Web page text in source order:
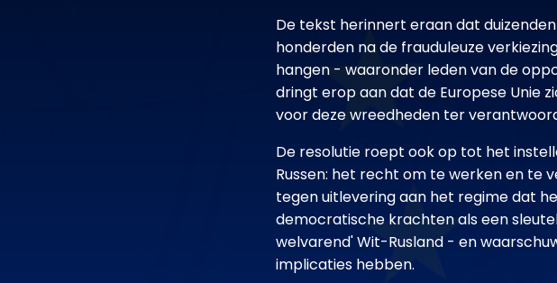
De tekst herinnert eraan dat
honderden na de frauduleuze
hangen - waaronder leden van de
dringt erop aan dat de Europese Unie
voor deze wreedheden ter
De resolutie roept ook op tot het
Russen: het recht om te werken en te
tegen uitlevering aan het regime dat
democratische krachten als een
welvarend' Wit-Rusland - en
implicaties hebben.